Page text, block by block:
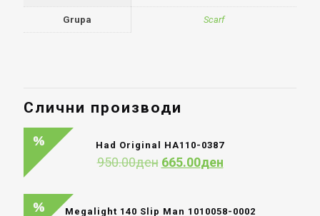
Grupa Scarf
Слични производи
Had Original HA110-0387
950.00ден Original
665.00денCurrent
Megalight 140 Slip Man 1010058-0002